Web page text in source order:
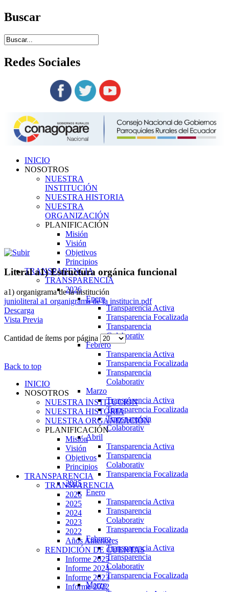
Buscar
Redes Sociales
INICIO
NOSOTROS
NUESTRA
INSTITUCIÓN
NUESTRA HISTORIA
NUESTRA
ORGANIZACIÓN
PLANIFICACIÓN
Misión
Visión
Objetivos
Principios
TRANSPARENCIA
TRANSPARENCIA
2026
Enero
Transparencia Activa
Transparencia Focalizada
Transparencia
Colaborativ
Febrero
Transparencia Activa
Transparencia Focalizada
Transparencia
Colaborativ
Marzo
Transparencia Activa
Transparencia Focalizada
Transparencia
Colaborativ
Abril
Transparencia Activa
Transparencia
Colaborativ
Transparencia Focalizada
2025
Enero
Transparencia Activa
Transparencia
Colaborativ
Transparencia Focalizada
Febrero
Transparencia Activa
Transparencia
Colaborativ
Transparencia Focalizada
Marzo
Literal a1) Estructura orgánica funcional
a1) organigrama de la institución
junioliteral a1 organigrama de la institucin.pdf
Descarga
Vista Previa
Cantidad de ítems por página
Back to top
INICIO
NOSOTROS
NUESTRA INSTITUCIÓN
NUESTRA HISTORIA
NUESTRA ORGANIZACIÓN
PLANIFICACIÓN
Misión
Visión
Objetivos
Principios
TRANSPARENCIA
TRANSPARENCIA
2026
2025
2024
2023
2022
Años Anteriores
RENDICIÓN DE CUENTAS
Informe 2025
Informe 2024
Informe 2023
Informe 2022